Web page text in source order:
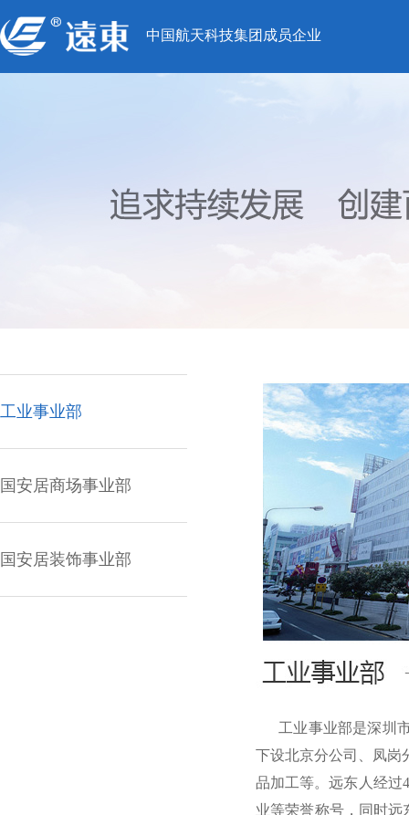
中国航天科技集团成员企业
工业事业部
国安居商场事业部
国安居装饰事业部
工业事业部是深圳市
下设北京分公司、凤岗
品加工等。远东人经过
业等荣誉称号，同时远